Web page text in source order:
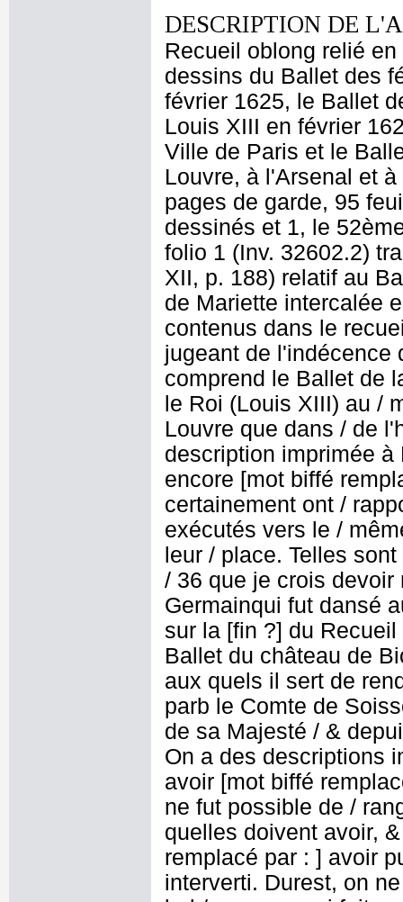
DESCRIPTION DE
Recueil oblong relié
dessins du Ballet des
février 1625, le Ballet
Louis XIII en février
Ville de Paris et le
Louvre, à l'Arsenal et
pages de garde, 95
dessinés et 1, le
folio 1 (Inv. 32602.2)
XII, p. 188) relatif au
de Mariette intercalée
contenus dans le
jugeant de l'indécence
comprend le Ballet de
le Roi (Louis XIII) au /
Louvre que dans / de
description imprimée
encore [mot biffé
certainement ont /
exécutés vers le /
leur / place. Telles
/ 36 que je crois
Germainqui fut dansé
sur la [fin ?] du
Ballet du château de
aux quels il sert de
parb le Comte de
de sa Majesté / &
On a des descriptions
avoir [mot biffé
ne fut possible de /
quelles doivent avoir,
remplacé par : ] avoir
interverti. Durest, on